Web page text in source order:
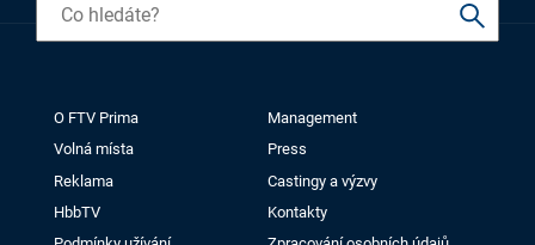
O FTV Prima
Management
Volná místa
Press
Reklama
Castingy a výzvy
HbbTV
Kontakty